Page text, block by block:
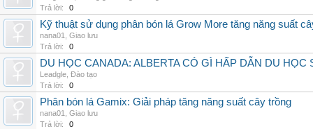
Trả lời:
0
Kỹ thuật sử dụng phân bón lá Grow More tăng năng suất
nana01
Giao lưu
Trả lời:
0
DU HỌC CANADA: ALBERTA CÓ GÌ HẤP DẪN DU HỌC
Leadgle Đào tạo
Trả lời:
0
Phân bón lá Gamix: Giải pháp tăng năng suất cây trồng
nana01
Giao lưu
Trả lời:
0